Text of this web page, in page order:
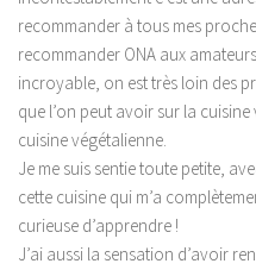
recommander à tous mes
recommander ONA aux
incroyable, on est très loin des
que l’on peut avoir sur la
cuisine végétalienne.
Je me suis sentie toute petite,
cette cuisine qui m’a
curieuse d’apprendre !
J’ai aussi la sensation d’avoir